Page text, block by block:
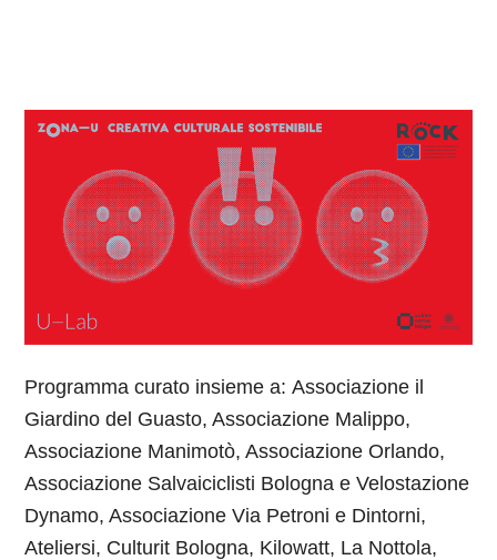
Programma curato insieme a: Associazione il
Giardino del Guasto, Associazione Malippo,
Associazione Manimotò, Associazione Orlando,
Associazione Salvaiciclisti Bologna e Velostazione
Dynamo, Associazione Via Petroni e Dintorni,
Ateliersi, Culturit Bologna, Kilowatt, La Nottola,